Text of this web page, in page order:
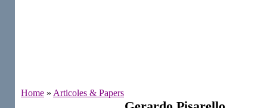
Home » Articoles & Papers